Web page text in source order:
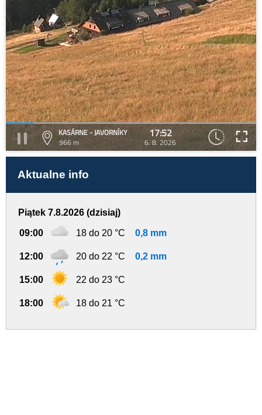
KASÁRNE - JAVORNÍKY
966 m
17:52
6. 8. 2026
Aktualne info
Piątek 7.8.2026 (dzisiaj)
09:00 18 do 20 °C 0,8 mm
12:00 20 do 22 °C 0,2 mm
15:00 22 do 23 °C
18:00 18 do 21 °C